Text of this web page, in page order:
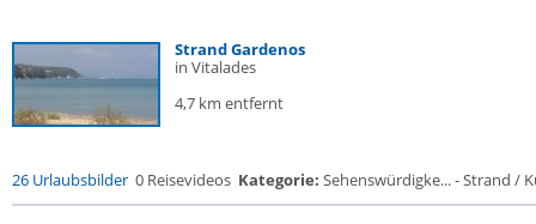
Strand Gardenos
in Vitalades
4,7 km entfernt
26 Urlaubsbilder 0 Reisevideos Kategorie: Sehenswürdigke... - Strand /